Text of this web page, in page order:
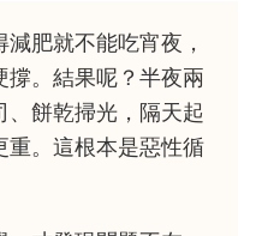
肥就不能吃宵夜，
撐。結果呢？半夜兩
餅乾掃光，隔天起
重。這根本是惡性循